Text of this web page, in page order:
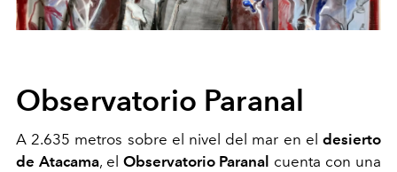
Observatorio Paranal
A 2.635 metros sobre el nivel del mar en el desierto
de Atacama, el Observatorio Paranal cuenta con una